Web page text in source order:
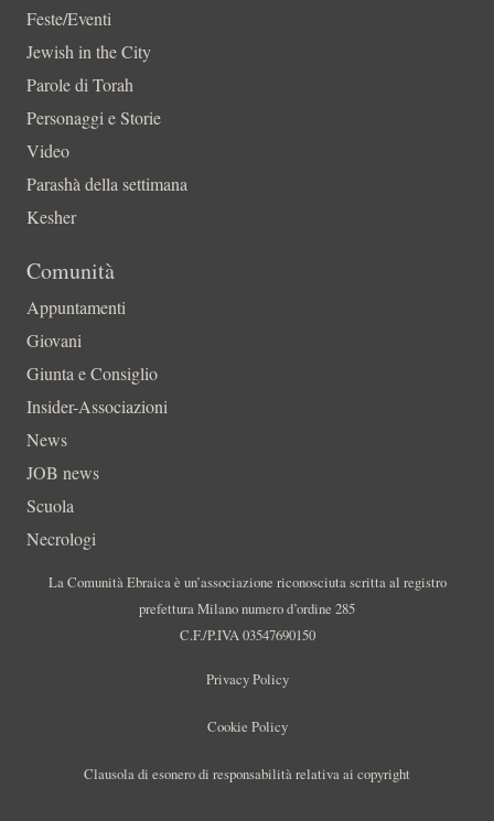
Feste/Eventi
Jewish in the City
Parole di Torah
Personaggi e Storie
Video
Parashà della settimana
Kesher
Comunità
Appuntamenti
Giovani
Giunta e Consiglio
Insider-Associazioni
News
JOB news
Scuola
Necrologi
La Comunità Ebraica è un’associazione riconosciuta scritta al registro
prefettura Milano numero d’ordine 285
C.F./P.IVA 03547690150
Privacy Policy
Cookie Policy
Clausola di esonero di responsabilità relativa ai copyright